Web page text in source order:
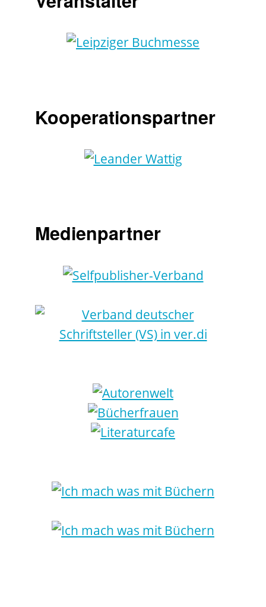
Kooperationspartner
Medienpartner